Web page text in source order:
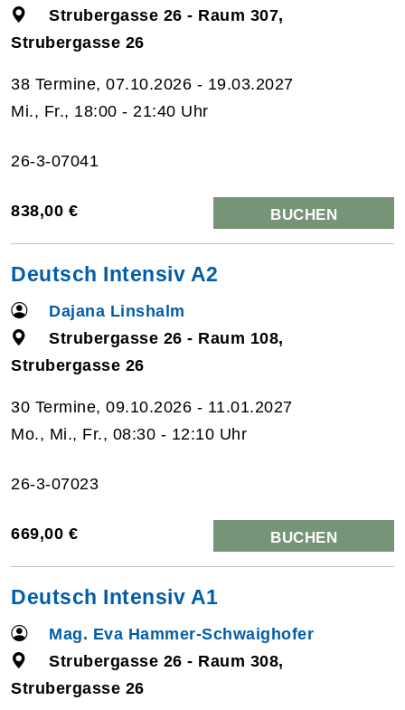
Strubergasse 26 - Raum 307,
Strubergasse 26
38 Termine, 07.10.2026 - 19.03.2027
Mi., Fr., 18:00 - 21:40 Uhr
26-3-07041
838,00 € BUCHEN
Deutsch Intensiv A2
Dajana Linshalm
Strubergasse 26 - Raum 108,
Strubergasse 26
30 Termine, 09.10.2026 - 11.01.2027
Mo., Mi., Fr., 08:30 - 12:10 Uhr
26-3-07023
669,00 € BUCHEN
Deutsch Intensiv A1
Mag. Eva Hammer-Schwaighofer
Strubergasse 26 - Raum 308,
Strubergasse 26